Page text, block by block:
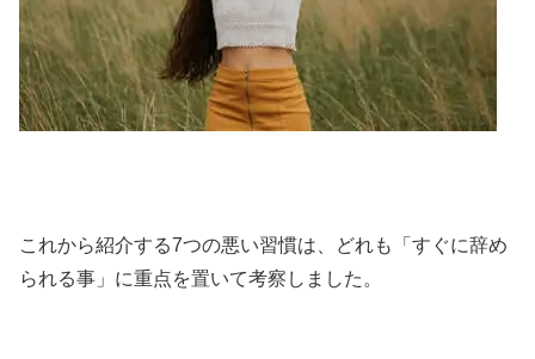
これから紹介する7つの悪い習慣は、どれも「すぐに辞め
られる事」に重点を置いて考察しました。